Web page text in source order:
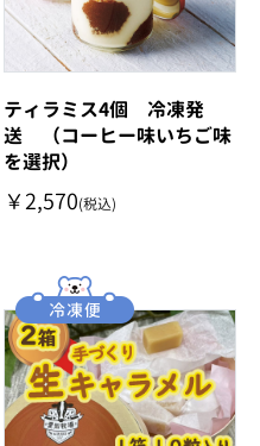
ティラミス4個 冷凍発
送 （コーヒー味いちご味
を選択）
￥2,570(税込)